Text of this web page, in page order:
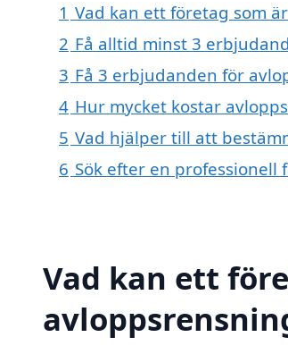
1 Vad kan ett företag som
2 Få alltid minst 3
3 Få 3 erbjudanden för
4 Hur mycket kostar
5 Vad hjälper till att
6 Sök efter en
Vad kan ett